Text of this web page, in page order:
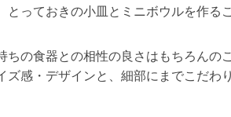
とっておきの小皿とミニボウルを作る
ちの食器との相性の良さはもちろんの
ズ感・デザインと、細部にまでこだわ